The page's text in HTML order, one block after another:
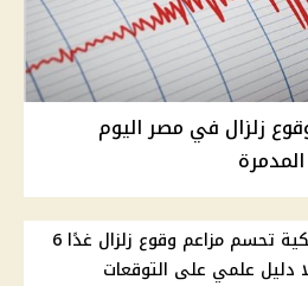
زلزال في مصر اليوم
البحوث الفلكية تحسم مزاعم وقوع زلزال غدًا 6
علمي على التوقعات